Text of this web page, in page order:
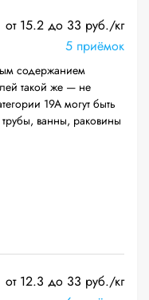
от 15.2 до 33 руб./кг
5 приёмок
содержанием
такой же — не
19А могут быть
ванны, раковины
от 12.3 до 33 руб./кг